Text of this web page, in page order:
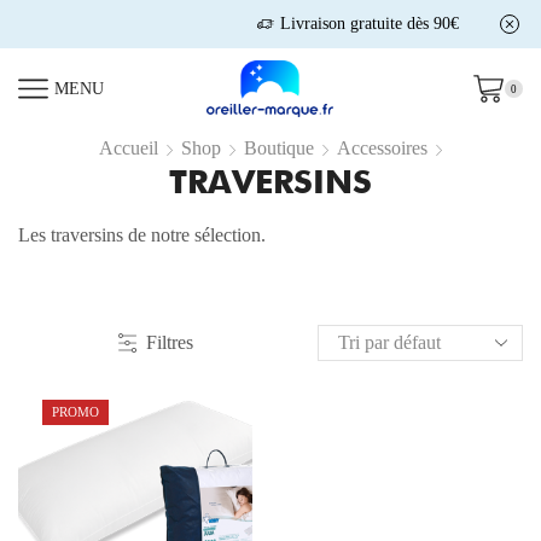
Livraison gratuite dès 90€
MENU 0
Accueil Shop Boutique Accessoires
TRAVERSINS
Les traversins de notre sélection.
Filtres
PROMO